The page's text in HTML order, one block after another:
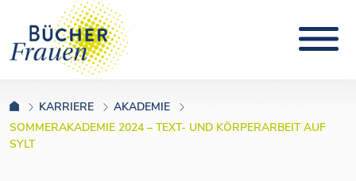
KARRIERE
AKADEMIE
SOMMERAKADEMIE 2024 – TEXT- UND KÖRPERARBEIT AUF
SYLT